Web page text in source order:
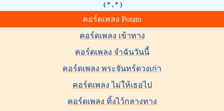
( * , * )
คอร์ดเพลง Potato
คอร์ดเพลง เข้าทาง
คอร์ดเพลง จำฉันวันนี้
คอร์ดเพลง พระจันทร์ดวงเก่า
คอร์ดเพลง ไม่ให้เธอไป
คอร์ดเพลง ทิ้งไว้กลางทาง